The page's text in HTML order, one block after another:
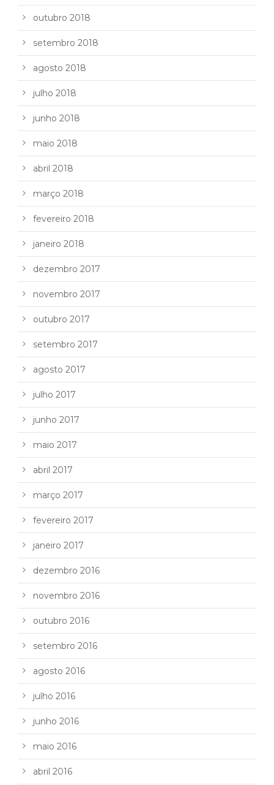
outubro 2018
setembro 2018
agosto 2018
julho 2018
junho 2018
maio 2018
abril 2018
março 2018
fevereiro 2018
janeiro 2018
dezembro 2017
novembro 2017
outubro 2017
setembro 2017
agosto 2017
julho 2017
junho 2017
maio 2017
abril 2017
março 2017
fevereiro 2017
janeiro 2017
dezembro 2016
novembro 2016
outubro 2016
setembro 2016
agosto 2016
julho 2016
junho 2016
maio 2016
abril 2016